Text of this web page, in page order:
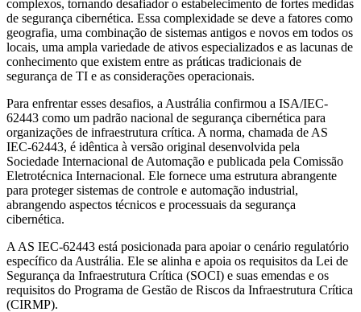
complexos, tornando desafiador o estabelecimento de fortes medidas
de segurança cibernética. Essa complexidade se deve a fatores como
geografia, uma combinação de sistemas antigos e novos em todos os
locais, uma ampla variedade de ativos especializados e as lacunas de
conhecimento que existem entre as práticas tradicionais de
segurança de TI e as considerações operacionais.
Para enfrentar esses desafios, a Austrália confirmou a ISA/IEC-
62443 como um padrão nacional de segurança cibernética para
organizações de infraestrutura crítica. A norma, chamada de AS
IEC-62443, é idêntica à versão original desenvolvida pela
Sociedade Internacional de Automação e publicada pela Comissão
Eletrotécnica Internacional. Ele fornece uma estrutura abrangente
para proteger sistemas de controle e automação industrial,
abrangendo aspectos técnicos e processuais da segurança
cibernética.
A AS IEC-62443 está posicionada para apoiar o cenário regulatório
específico da Austrália. Ele se alinha e apoia os requisitos da Lei de
Segurança da Infraestrutura Crítica (SOCI) e suas emendas e os
requisitos do Programa de Gestão de Riscos da Infraestrutura Crítica
(CIRMP).